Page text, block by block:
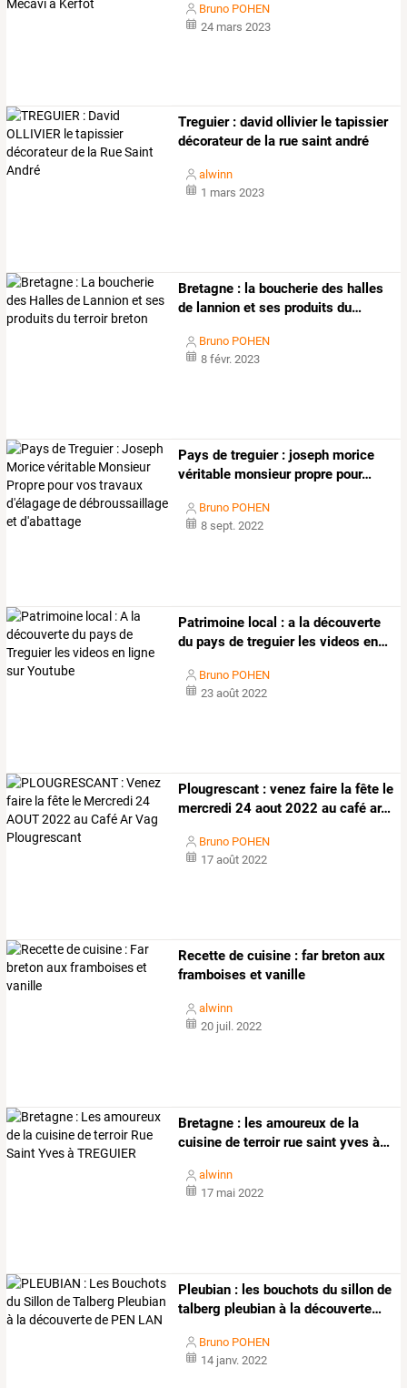
Bruno POHEN
24 mars 2023
Treguier : david ollivier le tapissier
décorateur de la rue saint andré
alwinn
1 mars 2023
Bretagne : la boucherie des halles
de lannion et ses produits du…
Bruno POHEN
8 févr. 2023
Pays de treguier: joseph morice
véritable monsieurpropre pour…
Bruno POHEN
8 sept. 2022
Patrimoine local : a la découverte
du pays de treguierles videos en…
Bruno POHEN
23 août 2022
Plougrescant : venez faire la fête le
mercredi 24 aout 2022 au café ar…
Bruno POHEN
17 août 2022
Recette de cuisine : far breton aux
framboises et vanille
alwinn
20 juil. 2022
Bretagne : les amoureux de la
cuisine de terroirrue saint yves à…
alwinn
17 mai 2022
Pleubian : les bouchots du sillon de
talberg pleubian à la découverte…
Bruno POHEN
14 janv. 2022